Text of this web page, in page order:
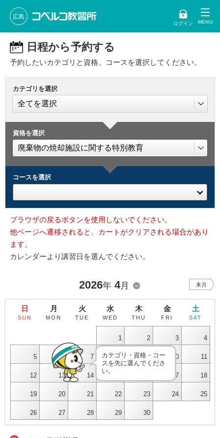
広島
ログイン
日程から予約する
予約したいカテゴリと資格、コースを選択してください。
カテゴリを選択
資格を選択
コースを選択
ブラウザの戻るボタンを使用しないでください。
他ページへ遷移されると、カートがクリアされる場合があり
ます。
カレンダーより講習日を選んでください。
2026年 4月 来月
日
SUN
月
MON
火
TUE
水
WED
木
THU
金
FRI
土
SAT
1 2 3 4
5 6 7 8 9 10 11
12 13 14 17 18
19 20 21 22 23 24 25
26 27 28 29 30
カテゴリ・資格・コー
スを先に選んでくださ
い。